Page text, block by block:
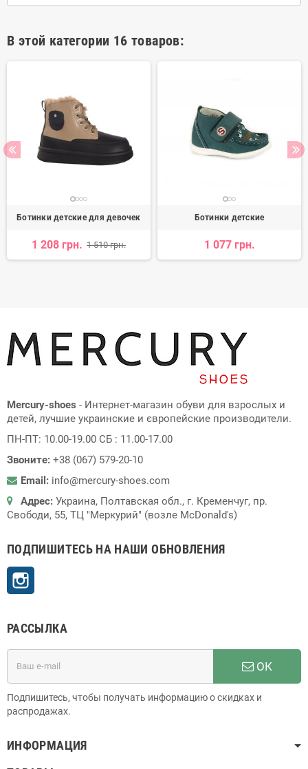
В этой категории 16 товаров:
Ботинки детские для девочек
1 208 грн. 1 510 грн.
Ботинки детские
1 077 грн.
Mercury-shoes - Интернет-магазин обуви для взрослых и
детей, лучшие украинские и європейские производители.
ПН-ПТ: 10.00-19.00 СБ : 11.00-17.00
Звоните: +38 (067) 579-20-10
Email: info@mercury-shoes.com
Адрес: Украина, Полтавская обл., г. Кременчуг, пр.
Свободи, 55, ТЦ "Меркурий" (возле McDonald's)
ПОДПИШИТЕСЬ НА НАШИ ОБНОВЛЕНИЯ
РАССЫЛКА
ОК
Подпишитесь, чтобы получать информацию о скидках и
распродажах.
ИНФОРМАЦИЯ